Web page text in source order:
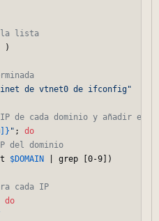
la lista
)
de vtnet0 de ifconfig"
de cada dominio y añadir el
" ; do
del dominio
$DOMAIN | grep [0-9])
cada IP
do